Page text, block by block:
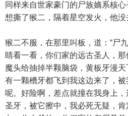
同样来自世家豪门的尸族嫡系核
想撕了猴二，隔着星空发火，他没
猴二不服，在那里叫板，道：“尸
睛看一看，你们家的远古圣人，
魔头给抽掉半颗脑袋，黄板牙漫天
有一颗槽牙都飞到我这边来了，
呢。好险啊，差点就撞在我身上
圣牙，被它擦中，我必死无疑，